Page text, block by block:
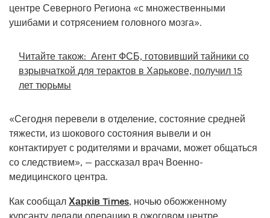
центре Северного Региона «с множественными
ушибами и сотрясением головного мозга».
Читайте також: Агент ФСБ, готовивший тайники со
взрывчаткой для терактов в Харькове, получил 15
лет тюрьмы
«Сегодня перевели в отделение, состояние средней
тяжести, из шокового состояния вывели и он
контактирует с родителями и врачами, может общаться
со следствием», — рассказал врач Военно-
медицинского центра.
Как сообщал Харків Times, ночью обожженному
курсанту делали операцию в ожоговом центре